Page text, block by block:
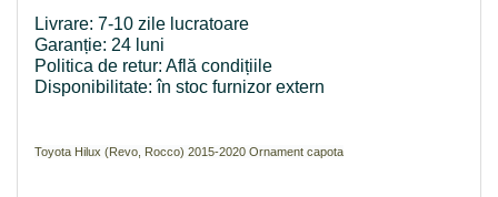
Livrare: 7-10 zile lucratoare
Garanție: 24 luni
Politica de retur: Află condițiile
Disponibilitate: în stoc furnizor extern
Toyota Hilux (Revo, Rocco) 2015-2020 Ornament capota